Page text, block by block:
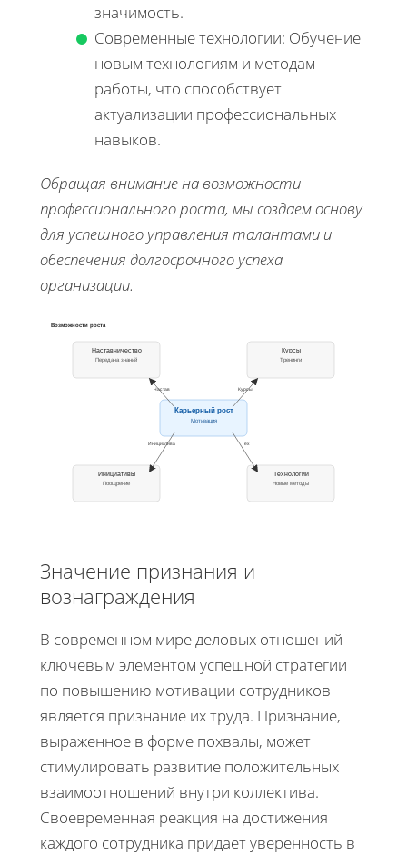
значимость.
Современные технологии: Обучение
новым технологиям и методам
работы, что способствует
актуализации профессиональных
навыков.
Обращая внимание на возможности
профессионального роста, мы создаем основу
для успешного управления талантами и
обеспечения долгосрочного успеха
организации.
Наставничество
Передача знаний
Курсы
Тренинги
Инициативы
Поощрение
Технологии
Новые методы
Карьерный рост
Мотивация
Настав Курсы
Инициатива Тех
Возможности роста
Значение признания и
вознаграждения
В современном мире деловых отношений
ключевым элементом успешной стратегии
по повышению мотивации сотрудников
является признание их труда. Признание,
выраженное в форме похвалы, может
стимулировать развитие положительных
взаимоотношений внутри коллектива.
Своевременная реакция на достижения
каждого сотрудника придает уверенность в